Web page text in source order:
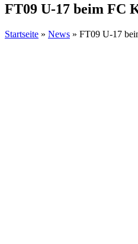
FT09 U-17 beim FC
Startseite » News » FT09 U-17